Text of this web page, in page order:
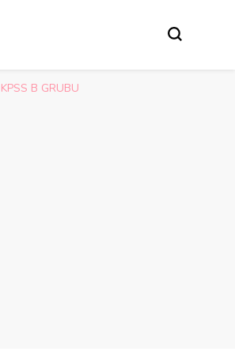
B GRUBU